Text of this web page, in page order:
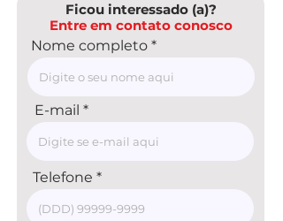
Ficou interessado (a)?
Entre em contato conosco
Nome completo
E-mail
Telefone